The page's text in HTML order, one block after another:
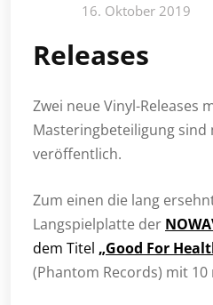
16. Oktober 2019
Releases
Zwei neue Vinyl-Releases
Masteringbeteiligung sind
veröffentlich.
Zum einen die lang
Langspielplatte der
dem Titel „Good For
(Phantom Records) mit 10